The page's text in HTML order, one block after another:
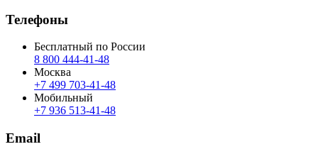
Телефоны
Бесплатный по России
8 800 444‑41‑48
Москва
+7 499 703‑41‑48
Мобильный
+7 936 513‑41‑48
Email